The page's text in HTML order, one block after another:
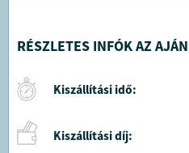
RÉSZLETES INFÓK AZ
Kiszállítási idő:
Kiszállítási díj: